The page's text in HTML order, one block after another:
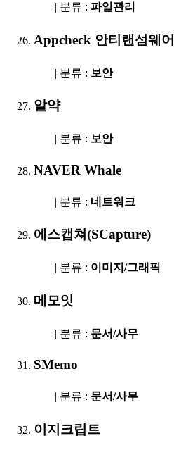
| 분류 : 파일관리
Appcheck 안티랜섬웨어
| 분류 : 보안
알약
| 분류 : 보안
NAVER Whale
| 분류 : 네트워크
에스캡쳐(SCapture)
| 분류 : 이미지/그래픽
메모잇
| 분류 : 문서/사무
SMemo
| 분류 : 문서/사무
이지크립트